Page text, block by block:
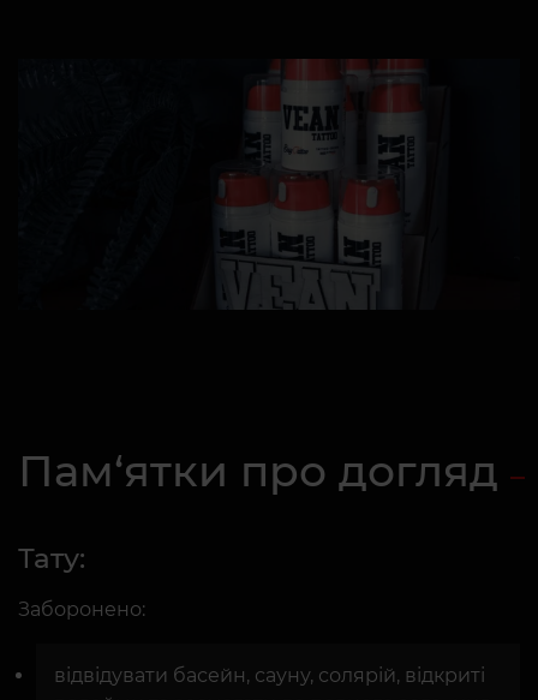
Пам‘ятки про догляд
Тату:
Заборонено:
відвідувати басейн, сауну, солярій, відкриті